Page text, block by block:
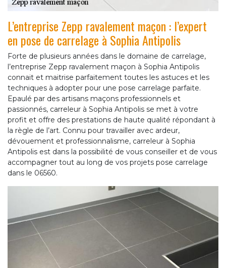
L’entreprise Zepp ravalement maçon : l’expert
en pose de carrelage à Sophia Antipolis
Forte de plusieurs années dans le domaine de carrelage,
l’entreprise Zepp ravalement maçon à Sophia Antipolis
connait et maitrise parfaitement toutes les astuces et les
techniques à adopter pour une pose carrelage parfaite.
Epaulé par des artisans maçons professionnels et
passionnés, carreleur à Sophia Antipolis se met à votre
profit et offre des prestations de haute qualité répondant à
la règle de l’art. Connu pour travailler avec ardeur,
dévouement et professionnalisme, carreleur à Sophia
Antipolis est dans la possibilité de vous conseiller et de vous
accompagner tout au long de vos projets pose carrelage
dans le 06560.